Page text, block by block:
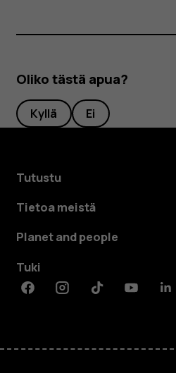
Oliko tästä apua?
Kyllä Ei
Tutustu
Tietoa meistä
Planet and people
Tuki
FacebookInstagramTiktokYoutube